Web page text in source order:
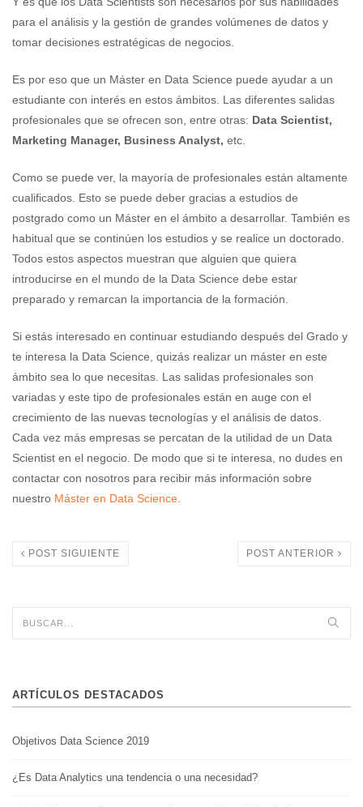
para el análisis y la gestión de grandes volúmenes de datos y
tomar decisiones estratégicas de negocios.
Es por eso que un Máster en Data Science puede ayudar a un
estudiante con interés en estos ámbitos. Las diferentes salidas
profesionales que se ofrecen son, entre otras: Data Scientist,
Marketing Manager, Business Analyst, etc.
Como se puede ver, la mayoría de profesionales están altamente
cualificados. Esto se puede deber gracias a estudios de
postgrado como un Máster en el ámbito a desarrollar. También es
habitual que se continúen los estudios y se realice un doctorado.
Todos estos aspectos muestran que alguien que quiera
introducirse en el mundo de la Data Science debe estar
preparado y remarcan la importancia de la formación.
Si estás interesado en continuar estudiando después del Grado y
te interesa la Data Science, quizás realizar un máster en este
ámbito sea lo que necesitas. Las salidas profesionales son
variadas y este tipo de profesionales están en auge con el
crecimiento de las nuevas tecnologías y el análisis de datos.
Cada vez más empresas se percatan de la utilidad de un Data
Scientist en el negocio. De modo que si te interesa, no dudes en
contactar con nosotros para recibir más información sobre
nuestro Máster en Data Science.
POST SIGUIENTE POST ANTERIOR
ARTÍCULOS DESTACADOS
Objetivos Data Science 2019
¿Es Data Analytics una tendencia o una necesidad?